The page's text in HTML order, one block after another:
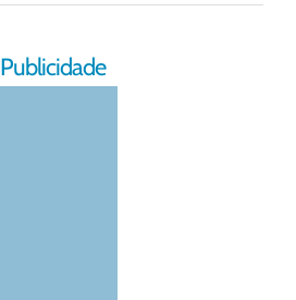
Publicidade